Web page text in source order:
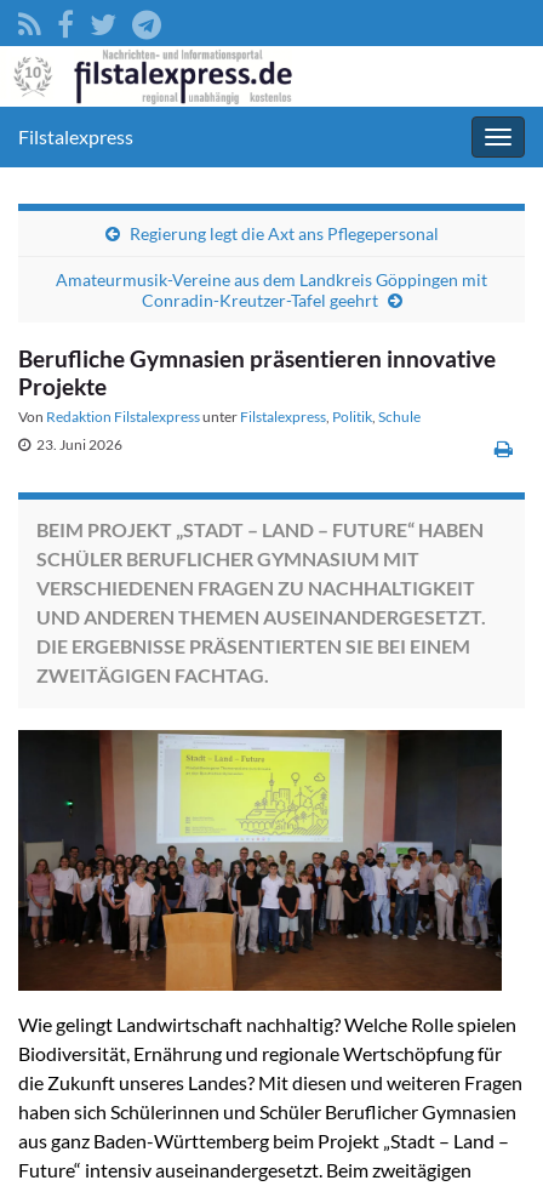
Filstalexpress
Regierung legt die Axt ans Pflegepersonal
Amateurmusik-Vereine aus dem Landkreis Göppingen mit
Conradin-Kreutzer-Tafel geehrt
Berufliche Gymnasien präsentieren innovative
Projekte
Von Redaktion Filstalexpressunter Filstalexpress, Politik, Schule
23. Juni 2026
BEIM PROJEKT „STADT – LAND – FUTURE“ HABEN
SCHÜLER BERUFLICHER GYMNASIUM MIT
VERSCHIEDENEN FRAGEN ZU NACHHALTIGKEIT
UND ANDEREN THEMEN AUSEINANDERGESETZT.
DIE ERGEBNISSE PRÄSENTIERTEN SIE BEI EINEM
ZWEITÄGIGEN FACHTAG.
Wie gelingt Landwirtschaft nachhaltig? Welche Rolle spielen
Biodiversität, Ernährung und regionale Wertschöpfung für
die Zukunft unseres Landes? Mit diesen und weiteren Fragen
haben sich Schülerinnen und Schüler Beruflicher Gymnasien
aus ganz Baden-Württemberg beim Projekt „Stadt – Land –
Future“ intensiv auseinandergesetzt. Beim zweitägigen